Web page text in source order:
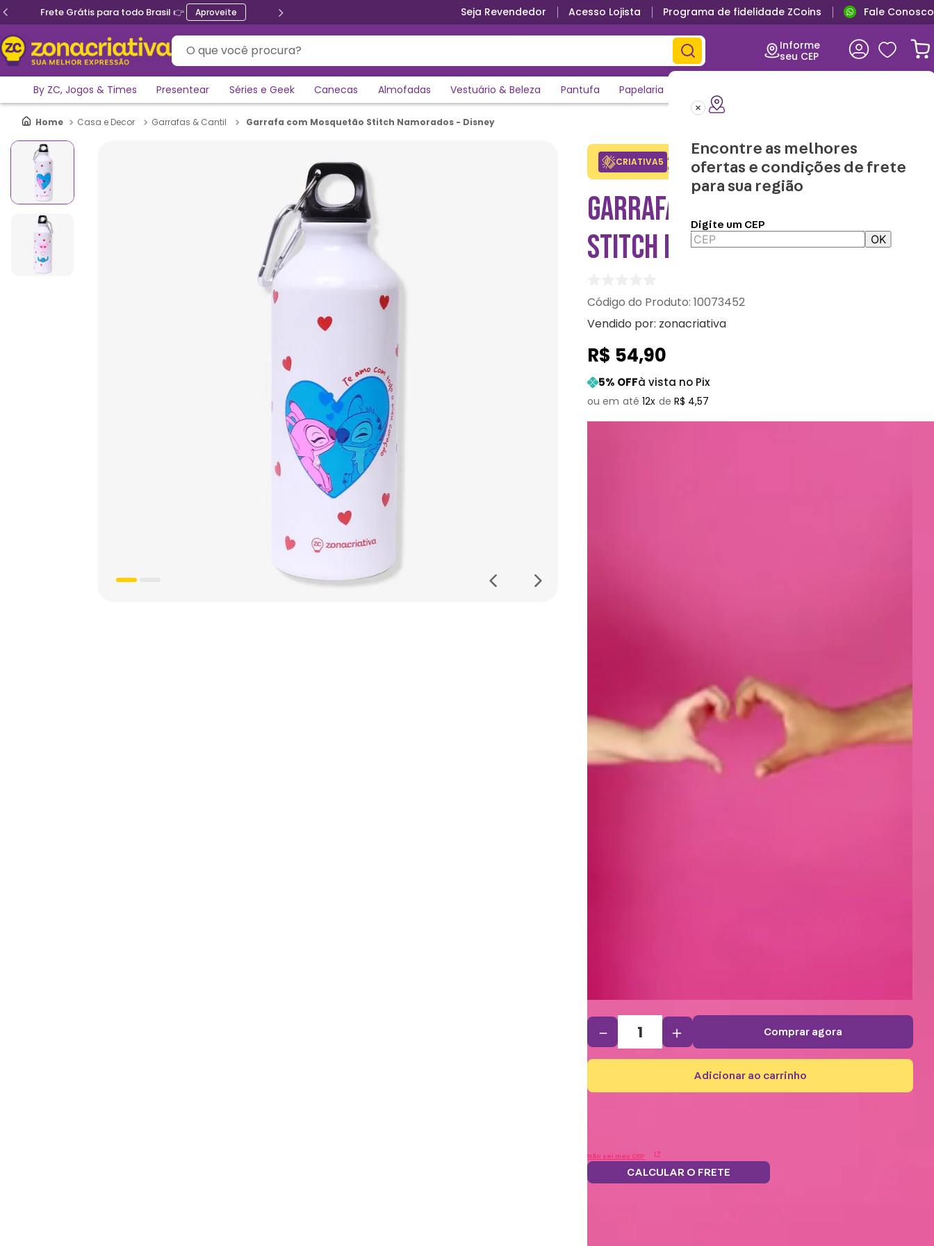
👉 Aproveite Ganhe 5% de desconto no PIX Seja Revendedor Acesso Lojista Programa de fidelidade ZCoins Fale Conosco
O que você procura?
Informe
seu CEP
Encontre as melhores
ofertas e condições de frete
para sua região
Digite um CEP
OK
By ZC, Jogos & Times Presentear Séries e Geek Canecas Almofadas Vestuário & Beleza Pantufa Papelaria
Casa e Decor Garrafas & Cantil Garrafa com Mosquetão Stitch Namorados - Disney
CRIATIVA5 Adicione o cupom no carrinho e
ganhe desconto na 1a compra.
Copiar
GARRAFA COM MOSQUETÃO
STITCH NAMORADOS - DISNEY
:10073452
Vendido por: zonacriativa
R$ 54,90
5% OFFà vista no Pix
12 R$ 4,57
＋
－ comprar agora
adicionar ao carrinho
Não sei meu CEP
CALCULAR O FRETE